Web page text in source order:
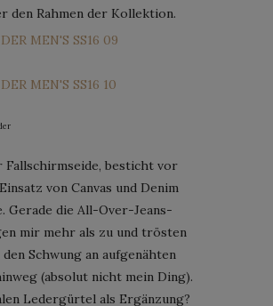
den Rahmen der Kollektion.
Fallschirmseide, besticht vor
von Canvas und Denim
Gerade die All-Over-Jeans-
mir mehr als zu und trösten
Schwung an aufgenähten
(absolut nicht mein Ding).
Ledergürtel als Ergänzung?